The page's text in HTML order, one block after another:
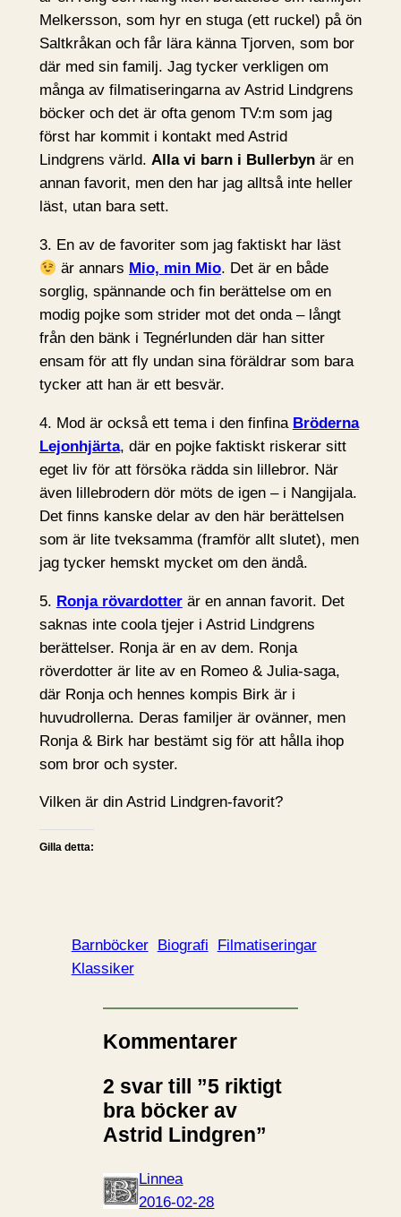
Melkersson, som hyr en stuga (ett ruckel) på ön
Saltkråkan och får lära känna Tjorven, som bor
där med sin familj. Jag tycker verkligen om
många av filmatiseringarna av Astrid Lindgrens
böcker och det är ofta genom TV:m som jag
först har kommit i kontakt med Astrid
Lindgrens värld. Alla vi barn i Bullerbynär en
annan favorit, men den har jag alltså inte heller
läst, utan bara sett.
3. En av de favoriter som jag faktiskt har läst
är annars Mio, min Mio. Det är en både
sorglig, spännande och fin berättelse om en
modig pojke som strider mot det onda – långt
från den bänk i Tegnérlunden där han sitter
ensam för att fly undan sina föräldrar som bara
tycker att han är ett besvär.
4. Mod är också ett tema i den finfina Bröderna
Lejonhjärta, där en pojke faktiskt riskerar sitt
eget liv för att försöka rädda sin lillebror. När
även lillebrodern dör möts de igen – i Nangijala.
Det finns kanske delar av den här berättelsen
som är lite tveksamma (framför allt slutet), men
jag tycker hemskt mycket om den ändå.
5. Ronja rövardotterär en annan favorit. Det
saknas inte coola tjejer i Astrid Lindgrens
berättelser. Ronja är en av dem. Ronja
röverdotter är lite av en Romeo & Julia-saga,
där Ronja och hennes kompis Birk är i
huvudrollerna. Deras familjer är ovänner, men
Ronja & Birk har bestämt sig för att hålla ihop
som bror och syster.
Vilken är din Astrid Lindgren-favorit?
Gilla detta:
Barnböcker Biografi
Filmatiseringar
Klassiker
Kommentarer
2 svar till ”5 riktigt
bra böcker av
Astrid Lindgren”
Linnea
2016-02-28